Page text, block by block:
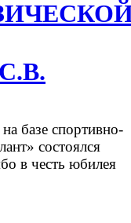
базе спортивно-
состоялся
в честь юбилея